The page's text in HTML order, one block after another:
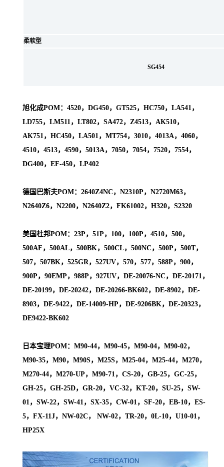
柔软型
SG454
旭化成POM：4520，DG450，GT525，HC750，LA541，
LD755，LM511，LT802，SA472，Z4513，AK510，
AK751，HC450，LA501，MT754，3010，4013A，4060，
4510，4513，4590，5013A，7050，7054，7520，7554，
DG400，EF-450，LP402
德国巴斯夫POM：2640Z4NC，N2310P，N2720M63，
N2640Z6，N2200，N2640Z2，FK61002，H320，S2320
美国杜邦POM：23P，51P，100，100P，4510，500，
500AF，500AL，500BK，500CL，500NC，500P，500T，
507，507BK，525GR，527UV，570，577，588P，900，
900P，90EMP，988P，927UV，DE-20076-NC，DE-20171，
DE-20199，DE-20242，DE-20266-BK602，DE-8902，DE-
8903，DE-9422，DE-14009-HP，DE-9206BK，DE-20323，
DE9422-BK602
日本宝理POM：M90-44，M90-45，M90-04，M90-02，
M90-35，M90，M90S，M25S，M25-04，M25-44，M270，
M270-44，M270-UP，M90-71，CS-20，GB-25，GC-25，
GH-25，GH-25D，GR-20，VC-32，KT-20，SU-25，SW-
01，SW-22，SW-41，SX-35，CW-01，SF-20，EB-10，ES-
5，FX-11J，NW-02C， NW-02，TR-20，0L-10，U10-01，
HP25X